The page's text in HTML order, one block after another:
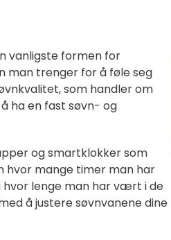
vanligste formen for
man trenger for å føle seg
som handler om
ha en fast søvn- og
og smartklokker som
hvor mange timer man har
hvor lenge man har vært i de
å justere søvnvanene dine